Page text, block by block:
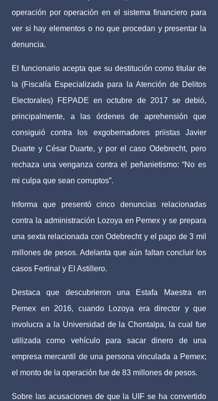
operación por operación en el sistema financiero para
ver si hay elementos o no que procedan y presentar la
denuncia.
El funcionario acepta que su destitución como titular de
la (Fiscalía Especializada para la Atención de Delitos
Electorales) FEPADE en octubre de 2017 se debió,
principalmente, a las órdenes de aprehensión que
consiguió contra los exgobernadores priistas Javier
Duarte y César Duarte, y por el caso Odebrecht, pero
rechaza una venganza contra el peñanietismo: “No es
mi culpa que sean corruptos”.
Informa que presentó cinco denuncias relacionadas
contra la administración Lozoya en Pemex y se prepara
una sexta relacionada con Odebrecht y el pago de 3 mil
millones de pesos. Adelanta que aún faltan concluir los
casos Fertinal y El Astillero.
Destaca que descubrieron una Estafa Maestra en
Pemex en 2016, cuando Lozoya era director y que
involucra a la Universidad de la Chontalpa, la cual fue
utilizada como vehículo para sacar dinero de una
empresa mercantil de una persona vinculada a Pemex;
el monto de la operación fue de 83 millones de pesos.
Sobre las acusaciones de que la UIF se ha convertido